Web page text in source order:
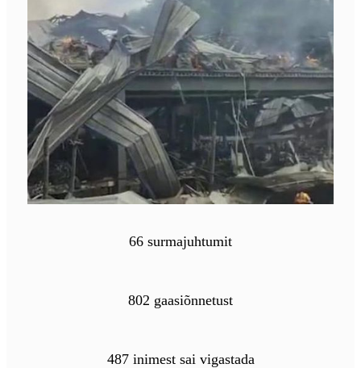
66 surmajuhtumit
802 gaasiõnnetust
487 inimest sai vigastada